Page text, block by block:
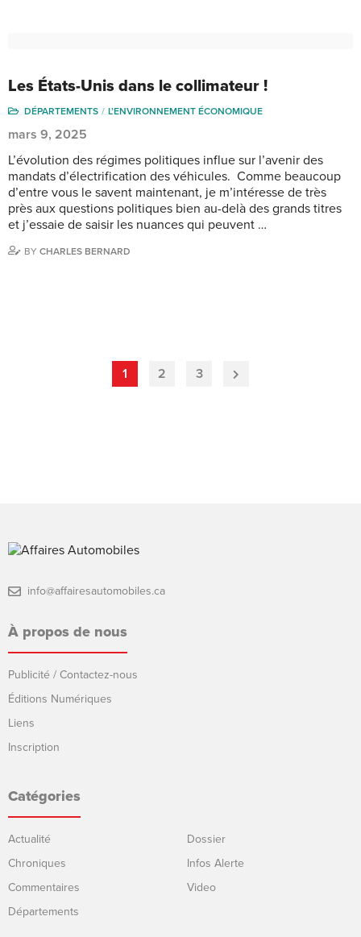
Les États-Unis dans le collimateur !
DÉPARTEMENTS L’ENVIRONNEMENT ÉCONOMIQUE
mars 9, 2025
L’évolution des régimes politiques influe sur l’avenir des
mandats d’électrification des véhicules. Comme beaucoup
d’entre vous le savent maintenant, je m’intéresse de très
près aux questions politiques bien au-delà des grands titres
et j’essaie de saisir les nuances qui peuvent …
BY CHARLES BERNARD
1 2 3
info@affairesautomobiles.ca
À propos de nous
Publicité / Contactez-nous
Éditions Numériques
Liens
Inscription
Catégories
Actualité
Chroniques
Commentaires
Départements
Dossier
Infos Alerte
Video